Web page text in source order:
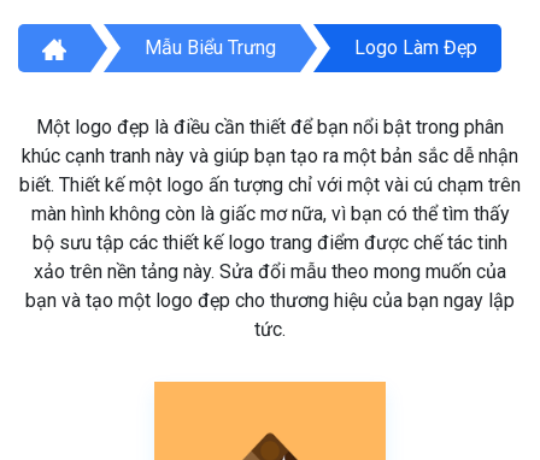
Mẫu Biểu Trưng Logo Làm Đẹp
Một logo đẹp là điều cần thiết để bạn nổi bật trong phân
khúc cạnh tranh này và giúp bạn tạo ra một bản sắc dễ nhận
biết. Thiết kế một logo ấn tượng chỉ với một vài cú chạm trên
màn hình không còn là giấc mơ nữa, vì bạn có thể tìm thấy
bộ sưu tập các thiết kế logo trang điểm được chế tác tinh
xảo trên nền tảng này. Sửa đổi mẫu theo mong muốn của
bạn và tạo một logo đẹp cho thương hiệu của bạn ngay lập
tức.